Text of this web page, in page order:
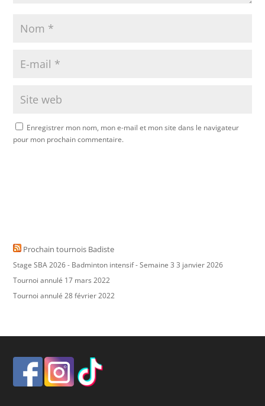
Enregistrer mon nom, mon e-mail et mon site dans le navigateur
pour mon prochain commentaire.
Prochain tournois Badiste
Stage SBA 2026 - Badminton intensif - Semaine 3 3 janvier 2026
Tournoi annulé 17 mars 2022
Tournoi annulé 28 février 2022